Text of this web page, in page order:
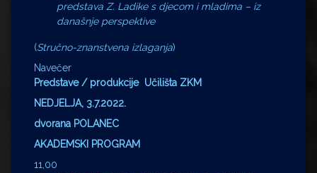
predstava Z. Ladike s djecom i mladima – iz
današnje perspektive
(Stručno-znanstvena izlaganja)
Navečer
Predstave / produkcije Učilišta ZKM
NEDJELJA, 3.7.2022.
dvorana POLANEC
AKADEMSKI PROGRAM
11,00